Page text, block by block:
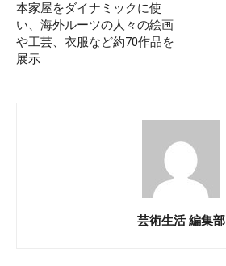
本家屋をダイナミックに使
い、海外ルーツの人々の絵画
や工芸、衣服など約70作品を
展示
芸術生活 編集部